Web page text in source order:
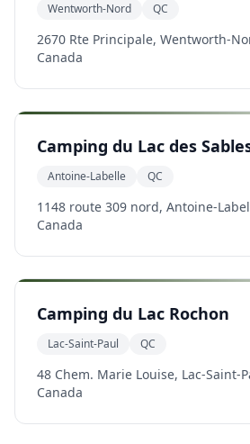
Wentworth-Nord QC
2670 Rte Principale, Wentworth-
Canada
Camping du Lac des
Antoine-Labelle QC
1148 route 309 nord, Antoine-
Canada
Camping du Lac Rochon
Lac-Saint-Paul QC
48 Chem. Marie Louise, Lac-Saint-
Canada